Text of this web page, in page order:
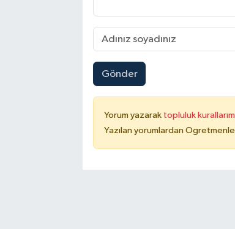
Gönder
Yorum yazarak topluluk
Yazılan yorumlardan